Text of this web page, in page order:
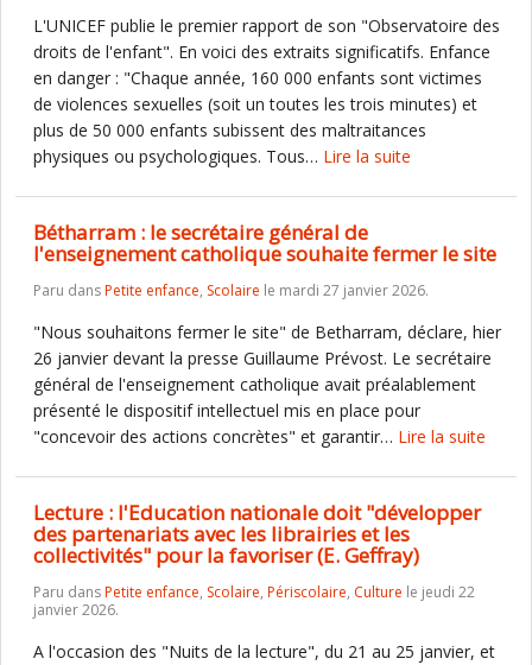
L'UNICEF publie le premier rapport de son "Observatoire des
droits de l'enfant". En voici des extraits significatifs. Enfance
en danger : "Chaque année, 160 000 enfants sont victimes
de violences sexuelles (soit un toutes les trois minutes) et
plus de 50 000 enfants subissent des maltraitances
physiques ou psychologiques. Tous… Lire la suite
Bétharram : le secrétaire général de
l'enseignement catholique souhaite fermer le site
Paru dansPetite enfance, Scolaire le mardi 27 janvier 2026.
"Nous souhaitons fermer le site" de Betharram, déclare, hier
26 janvier devant la presse Guillaume Prévost. Le secrétaire
général de l'enseignement catholique avait préalablement
présenté le dispositif intellectuel mis en place pour
"concevoir des actions concrètes" et garantir… Lire la suite
Lecture : l'Education nationale doit "développer
des partenariats avec les librairies et les
collectivités" pour la favoriser (E. Geffray)
Paru dansPetite enfance, Scolaire, Périscolaire, Culture le jeudi 22
janvier 2026.
A l'occasion des "Nuits de la lecture", du 21 au 25 janvier, et